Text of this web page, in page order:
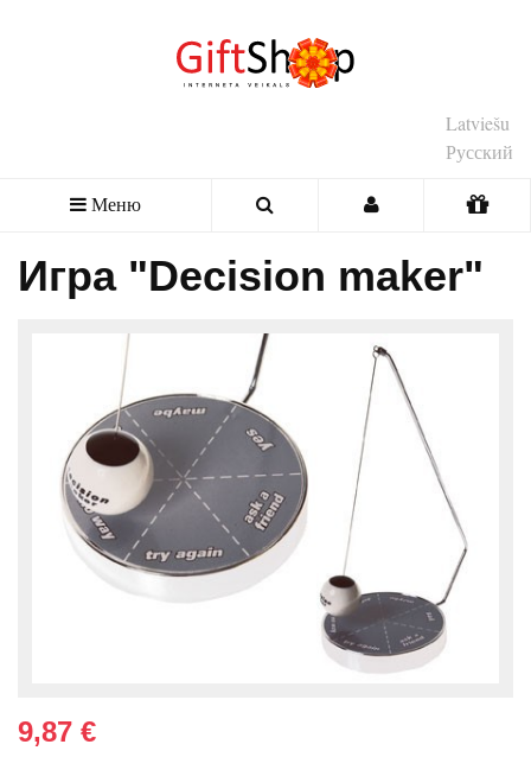
Latviešu
Русский
Меню
Игра "Decision maker"
9,87 €